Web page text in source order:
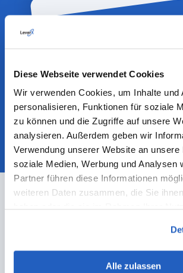
Diese Webseite verwendet Cookies
Wir verwenden Cookies, um Inhalte und
personalisieren, Funktionen für soziale
zu können und die Zugriffe auf unsere
analysieren. Außerdem geben wir
Verwendung unserer Website an unsere
soziale Medien, Werbung und Analysen
Partner führen diese Informationen
weiteren Daten zusammen, die Sie
Alle zulassen